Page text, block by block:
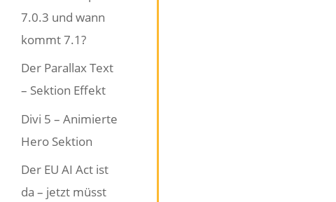
7.0.3 und wann
kommt 7.1?
Der Parallax Text
– Sektion Effekt
Divi 5 – Animierte
Hero Sektion
Der EU AI Act ist
da – jetzt müsst